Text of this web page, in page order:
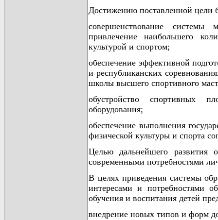
Достижению поставленной цели
совершенствование системы
привлечение наибольшего
культурой и спортом;
обеспечение эффективной
и республиканских
школы высшего спортивного
обустройство спортивных
оборудования;
обеспечение выполнения
физической культуры и спорта
Целью дальнейшего развития
современными потребностями
В целях приведения системы
интересами и потребностями
обучения и воспитания детей
внедрение новых типов и форм